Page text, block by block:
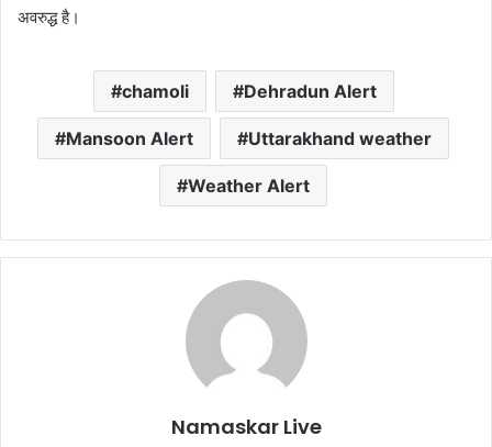
अवरुद्ध है।
chamoli Dehradun Alert
Mansoon Alert Uttarakhand weather
Weather Alert
Namaskar Live